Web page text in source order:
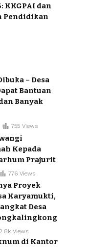
KKGPAI dan
Pendidikan
– Desa
Bantuan
Banyak
755 Views
Kepada
Prajurit
776 Views
Proyek
Karyamukti,
Desa
Views
di Kantor